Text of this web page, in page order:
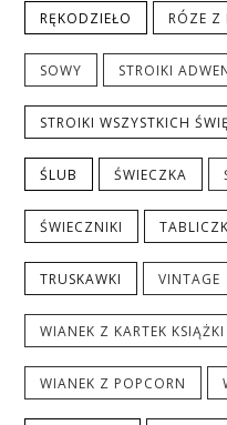
RĘKODZIEŁO RÓZE Z
SOWY STROIKI
STROIKI WSZYSTKICH
ŚLUB ŚWIECZKA
ŚWIECZNIKI
TRUSKAWKI VINTAGE
WIANEK Z KARTEK KSIĄŻKI
WIANEK Z POPCORN